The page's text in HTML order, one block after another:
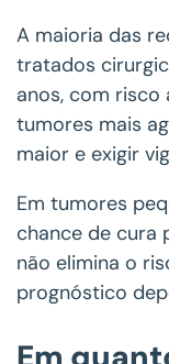
A maioria das
tratados
anos, com risco
tumores mais
maior e exigir
Em tumores
chance de cura
não elimina o
prognóstico